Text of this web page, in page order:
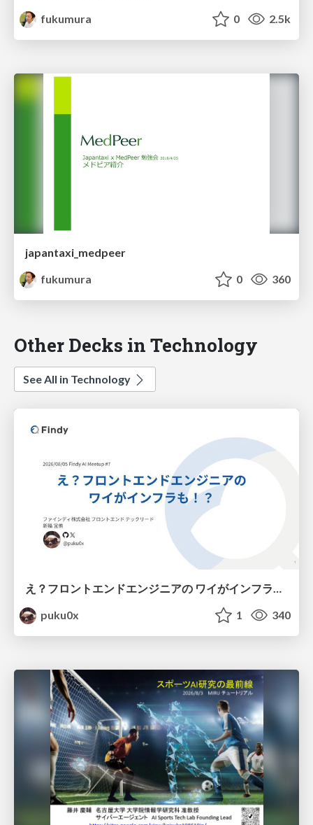
fukumura
0 2.5k
japantaxi_medpeer
fukumura
0 360
Other Decks in Technology
See All in Technology
puku0x
1 340